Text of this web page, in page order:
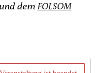
und dem FOLSOM